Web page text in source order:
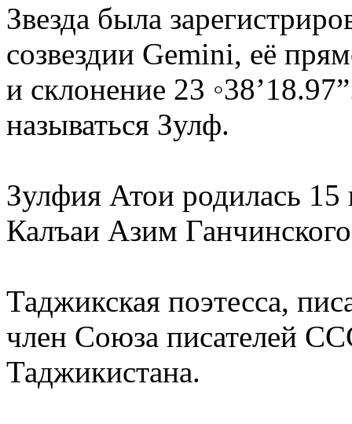
Звезда была
созвездии Gemini, её
и склонение 23
называться Зулф.
Зулфия Атои родилась
Калъаи Азим
Таджикская поэтесса,
член Союза писателей
Таджикистана.